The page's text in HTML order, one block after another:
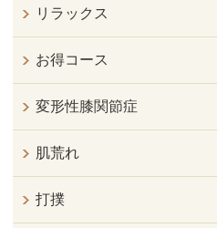
リラックス
お得コース
変形性膝関節症
肌荒れ
打撲